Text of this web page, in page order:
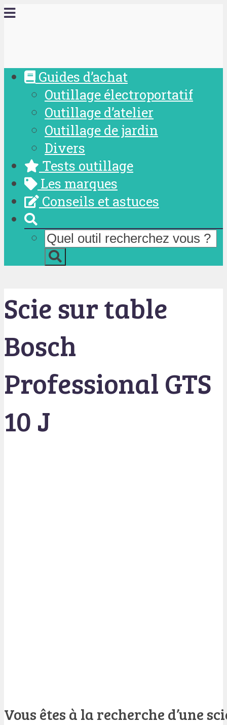
Guides d’achat
Outillage électroportatif
Outillage d’atelier
Outillage de jardin
Divers
Tests outillage
Les marques
Conseils et astuces
Scie sur table
Bosch
Professional GTS
10 J
Vous êtes à la recherche d’une